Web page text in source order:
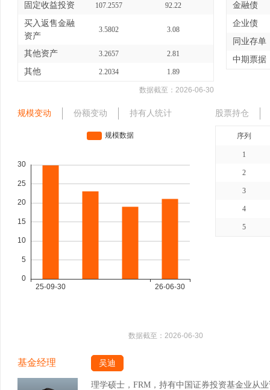
固定收益投资 107.2557 92.22
买入返售金融
资产
3.5802 3.08
其他资产 3.2657 2.81
其他 2.2034 1.89
数据截至： 2026-06-30
金融债
企业债
同业存单
中期票据
规模变动 份额变动 持有人统计
数据截至： 2026-06-30
股票持仓
序列
1
2
3
4
5
基金经理 吴迪
理学硕士，FRM，持有中国证券投资基金业从